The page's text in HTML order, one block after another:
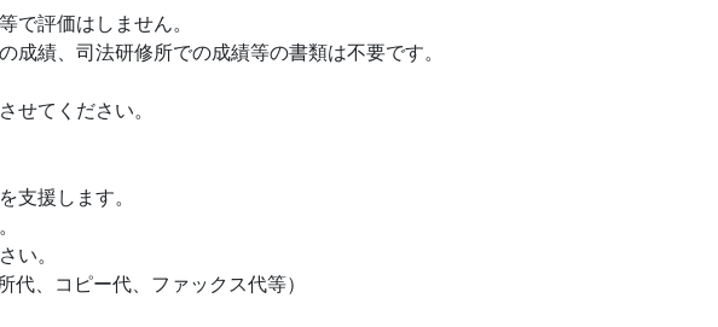
で評価はしません。
成績、司法研修所での成績等の書類は不要です。
せてください。
支援します。
い。
、コピー代、ファックス代等）